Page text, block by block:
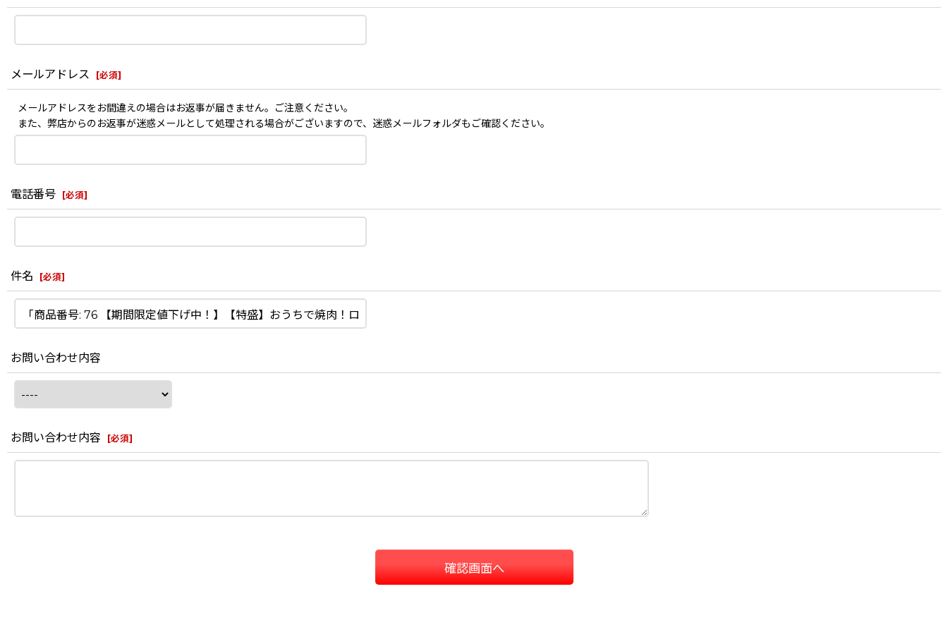
メールアドレス [必須]
メールアドレスをお間違えの場合はお返事が届きません。ご注意ください。
また、弊店からのお返事が迷惑メールとして処理される場合がございますので、迷惑メールフォルダもご確認ください。
電話番号 [必須]
件名 [必須]
お問い合わせ内容
お問い合わせ内容 [必須]
確認画面へ